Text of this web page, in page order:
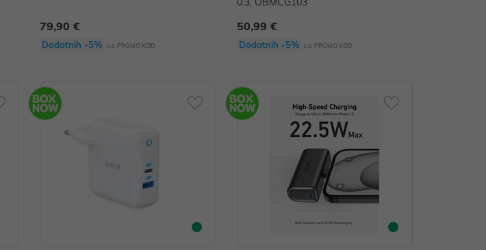
79,90 €
Dodatnih -5% uz PROMO KOD
50,99 €
Dodatnih -5% uz PROMO KOD